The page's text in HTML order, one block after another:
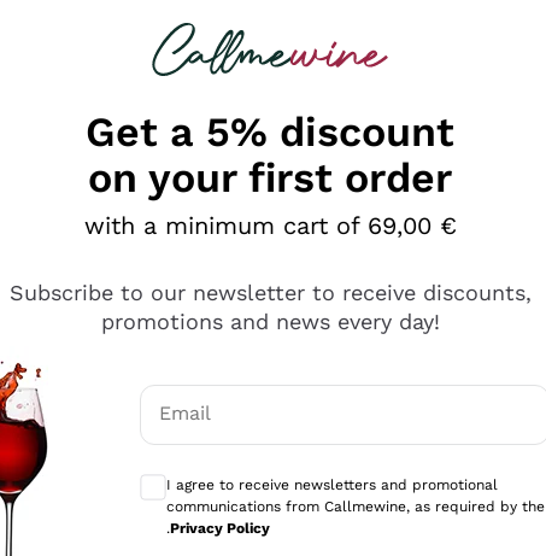
looking for
professionalità
Get a 5% discount
on your first order
with a minimum cart of 69,00 €
Subscribe to our newsletter to receive discounts,
promotions and news every day!
Email
I agree to receive newsletters and promotional
communications from Callmewine, as required by the
.Privacy Policy